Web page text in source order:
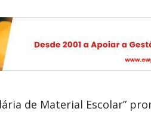
de Material Escolar”